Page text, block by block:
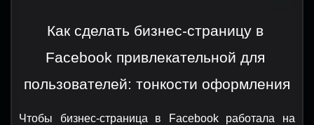
Как сделать бизнес-страницу в
Facebook привлекательной для
пользователей: тонкости оформления
Чтобы бизнес-страница в Facebook работала на